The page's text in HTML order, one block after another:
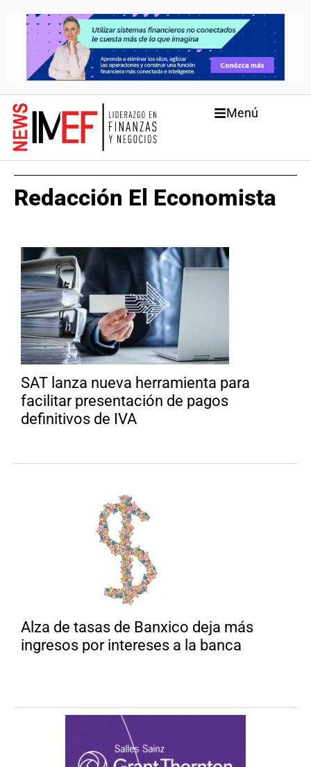
Menú
Redacción El Economista
SAT lanza nueva herramienta para
facilitar presentación de pagos
definitivos de IVA
Alza de tasas de Banxico deja más
ingresos por intereses a la banca